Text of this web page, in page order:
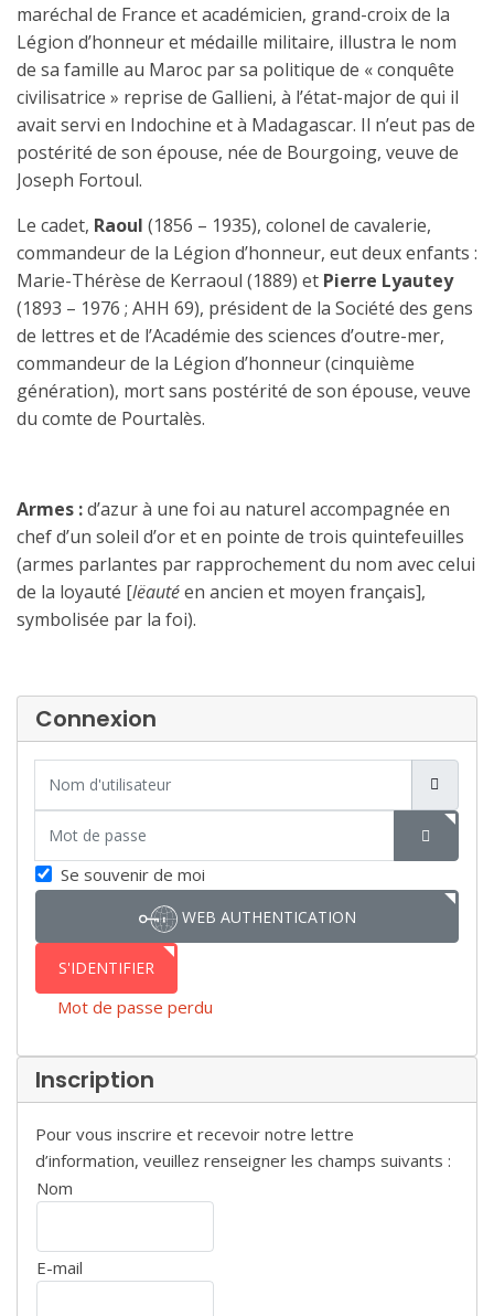
maréchal de France et académicien, grand-croix de la
Légion d’honneur et médaille militaire, illustra le nom
de sa famille au Maroc par sa politique de « conquête
civilisatrice » reprise de Gallieni, à l’état-major de qui il
avait servi en Indochine et à Madagascar. Il n’eut pas de
postérité de son épouse, née de Bourgoing, veuve de
Joseph Fortoul.
Le cadet, Raoul (1856 – 1935), colonel de cavalerie,
commandeur de la Légion d’honneur, eut deux enfants :
Marie-Thérèse de Kerraoul (1889) et Pierre Lyautey
(1893 – 1976 ; AHH 69), président de la Société des gens
de lettres et de l’Académie des sciences d’outre-mer,
commandeur de la Légion d’honneur (cinquième
génération), mort sans postérité de son épouse, veuve
du comte de Pourtalès.
Armes :d’azur à une foi au naturel accompagnée en
chef d’un soleil d’or et en pointe de trois quintefeuilles
(armes parlantes par rapprochement du nom avec celui
de la loyauté [lëautéen ancien et moyen français],
symbolisée par la foi).
Connexion
SHOW
Se souvenir de moi
WEB AUTHENTICATION
S'IDENTIFIER
Mot de passe perdu
Inscription
Pour vous inscrire et recevoir notre lettre
d’information, veuillez renseigner les champs suivants :
Nom
E-mail